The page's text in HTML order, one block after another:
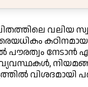
വലിയ
പൗരത്വം നേടാൻ
വ്യവസ്ഥകൾ,
വിശദമായി